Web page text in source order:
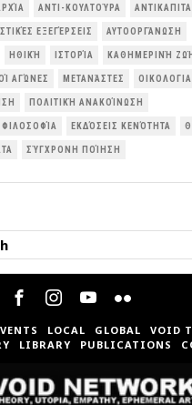
ΑΝΤΙ-ΚΟΥΛΤΟΎΡΑ
ΕΞΕΓΈΡΣΕΙΣ ΑΥΤΟΟΡΓΆΝΩΣΗ
ΗΘΙΚΉ ΙΣΤΟΡΊΑ ΚΑΘΗΜΕΡΙΝΉ ΖΩΉ
ΑΓΏΝΕΣ ΜΕΤΑΝΆΣΤΕΣ ΟΙΚΟΛΟΓΙΑ
ΠΟΛΙΤΙΚΉ ΑΝΑΚΟΊΝΩΣΗ
ΦΙΛΟΣΟΦΊΑ ΕΚΔΌΣΕΙΣ ΚΕΝΌΤΗΤΑ
ΣΎΓΧΡΟΝΗ ΠΟΊΗΣΗ
LOCAL GLOBAL VOID
LIBRARY PUBLICATIONS